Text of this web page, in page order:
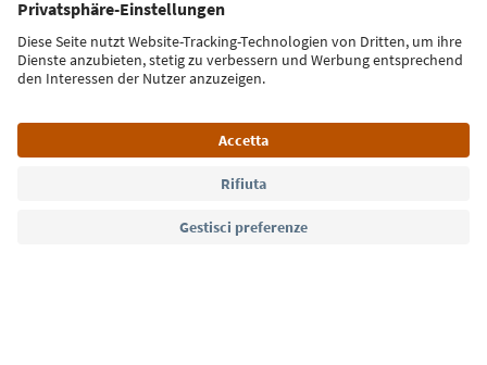
Iscriviti alla newsletter